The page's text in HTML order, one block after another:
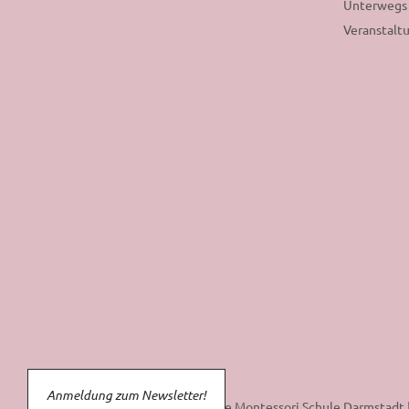
Unterwegs
Anmeldung zum Newsletter!